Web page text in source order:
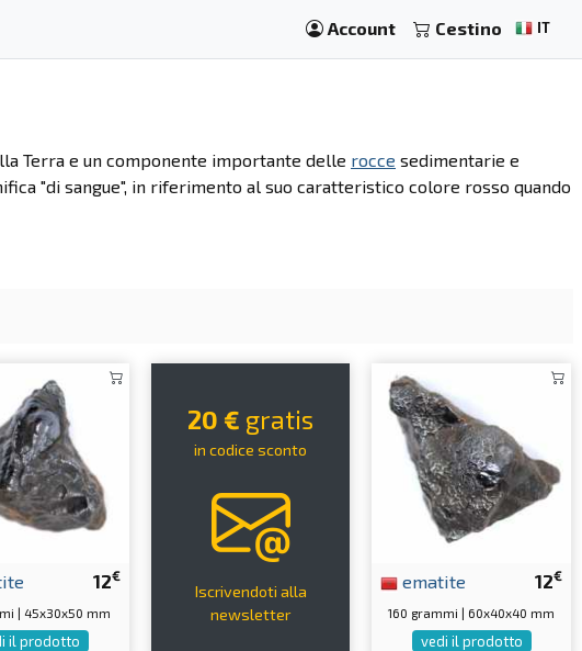
Account Cestino IT
Terra e un componente importante delle rocce sedimentarie e
"di sangue", in riferimento al suo caratteristico colore rosso quando
12€
| 45x30x50 mm
il prodotto
20 € gratis
in codice sconto
Iscrivendoti alla
newsletter
12€
ematite
160 grammi | 60x40x40 mm
vedi il prodotto